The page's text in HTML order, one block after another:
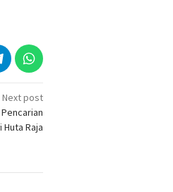
Next post
Raja